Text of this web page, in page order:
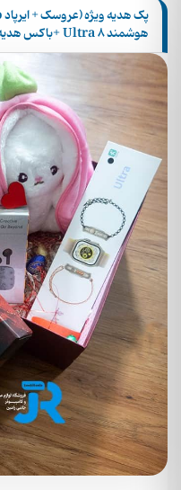
هوشمند Ultra 8 +باکس هدیه + شکلات + تزیینات)